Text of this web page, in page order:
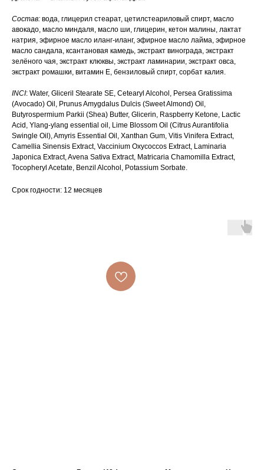
Состав: вода, глицерил стеарат, цетилстеариловый спирт, масло
авокадо, масло миндаля, масло ши, глицерин, кетон малины, лактат
натрия, эфирное масло иланг-иланг, эфирное масло лайма, эфирное
масло сандала, ксантановая камедь, экстракт винограда, экстракт
зелёного чая, экстракт клюквы, экстракт ламинарии, экстракт овса,
экстракт ромашки, витамин Е, бензиловый спирт, сорбат калия.
INCI: Water, Gliceril Stearate SE, Cetearyl Alcohol, Persea Gratissima
(Avocado) Oil, Prunus Amygdalus Dulcis (Sweet Almond) Oil,
Вutyrospermium Parkii (Shea) Вutter, Glicerin, Raspberry Ketone, Lactic
Acid, Ylang-ylang essential oil, Lime Blossom Oil (Citrus Aurantifolia
Swingle Oil), Amyris Essential Oil, Xanthan Gum, Vitis Vinifera Extract,
Camellia Sinensis Extract, Vaccinium Oxycoccos Extract, Laminaria
Japonica Extract, Avena Sativa Extract, Matricaria Chamomilla Extract,
Tocopheryl Acetate, Benzil Alcohol, Potassium Sorbate.
Срок годности: 12 месяцев